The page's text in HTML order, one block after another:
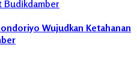
Wujudkan Ketahanan